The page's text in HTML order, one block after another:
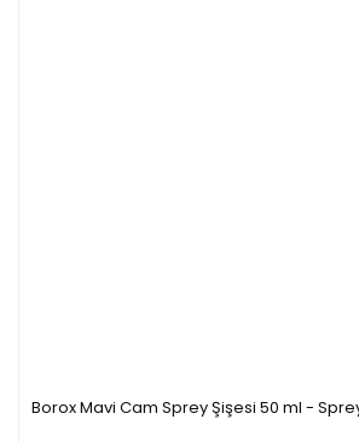
Borox Mavi Cam Sprey Şişesi 50 ml -